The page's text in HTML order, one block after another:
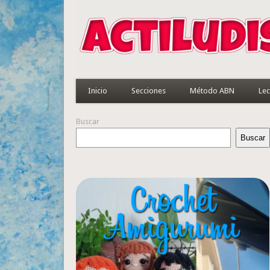
Inicio Secciones Método ABN
Buscar
Buscar